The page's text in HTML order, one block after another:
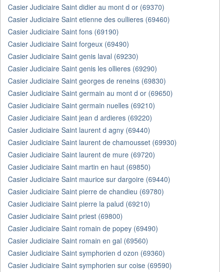
Casier Judiciaire Saint didier au mont d or (69370)
Casier Judiciaire Saint etienne des oullieres (69460)
Casier Judiciaire Saint fons (69190)
Casier Judiciaire Saint forgeux (69490)
Casier Judiciaire Saint genis laval (69230)
Casier Judiciaire Saint genis les ollieres (69290)
Casier Judiciaire Saint georges de reneins (69830)
Casier Judiciaire Saint germain au mont d or (69650)
Casier Judiciaire Saint germain nuelles (69210)
Casier Judiciaire Saint jean d ardieres (69220)
Casier Judiciaire Saint laurent d agny (69440)
Casier Judiciaire Saint laurent de chamousset (69930)
Casier Judiciaire Saint laurent de mure (69720)
Casier Judiciaire Saint martin en haut (69850)
Casier Judiciaire Saint maurice sur dargoire (69440)
Casier Judiciaire Saint pierre de chandieu (69780)
Casier Judiciaire Saint pierre la palud (69210)
Casier Judiciaire Saint priest (69800)
Casier Judiciaire Saint romain de popey (69490)
Casier Judiciaire Saint romain en gal (69560)
Casier Judiciaire Saint symphorien d ozon (69360)
Casier Judiciaire Saint symphorien sur coise (69590)